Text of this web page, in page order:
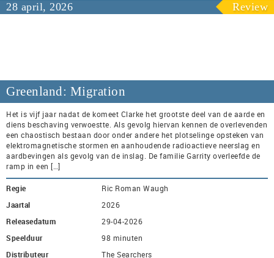
28 april, 2026 Review
Greenland: Migration
Het is vijf jaar nadat de komeet Clarke het grootste deel van de aarde en
diens beschaving verwoestte. Als gevolg hiervan kennen de overlevenden
een chaostisch bestaan door onder andere het plotselinge opsteken van
elektromagnetische stormen en aanhoudende radioactieve neerslag en
aardbevingen als gevolg van de inslag. De familie Garrity overleefde de
ramp in een […]
Regie
Ric Roman Waugh
Jaartal
2026
Releasedatum
29-04-2026
Speelduur
98 minuten
Distributeur
The Searchers